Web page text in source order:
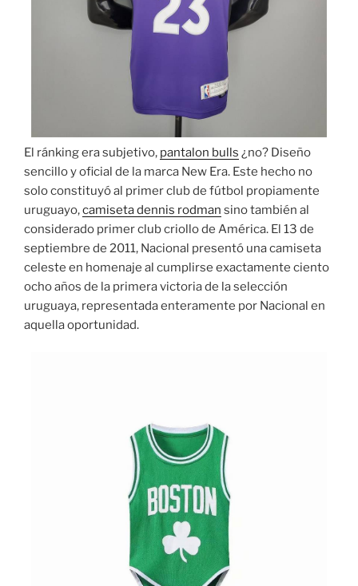
El ránking era subjetivo, pantalon bulls ¿no? Diseño
sencillo y oficial de la marca New Era. Este hecho no
solo constituyó al primer club de fútbol propiamente
uruguayo,camiseta dennis rodman sino también al
considerado primer club criollo de América. El 13 de
septiembre de 2011, Nacional presentó una camiseta
celeste en homenaje al cumplirse exactamente ciento
ocho años de la primera victoria de la selección
uruguaya, representada enteramente por Nacional en
aquella oportunidad.